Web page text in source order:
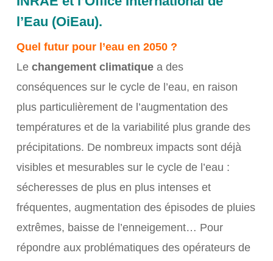
l’Eau (OiEau).
Quel futur pour l’eau en 2050 ?
Le changement climatiquea des
conséquences sur le cycle de l’eau, en raison
plus particulièrement de l’augmentation des
températures et de la variabilité plus grande des
précipitations. De nombreux impacts sont déjà
visibles et mesurables sur le cycle de l’eau :
sécheresses de plus en plus intenses et
fréquentes, augmentation des épisodes de pluies
extrêmes, baisse de l’enneigement… Pour
répondre aux problématiques des opérateurs de